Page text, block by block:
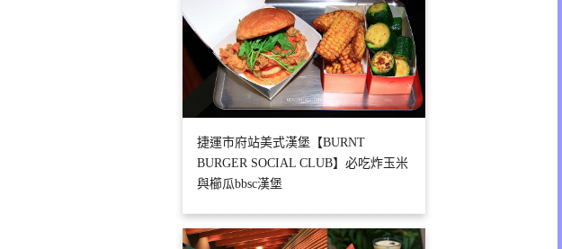
捷運市府站美式漢堡【BURNT
BURGER SOCIAL CLUB】必吃炸玉米
與櫛瓜bbsc漢堡